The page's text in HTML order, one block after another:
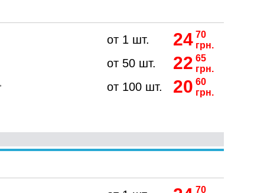
от 1 шт. 24 70
грн.
от 50 шт. 22 65
грн.
от 100 шт. 20 60
грн.
70